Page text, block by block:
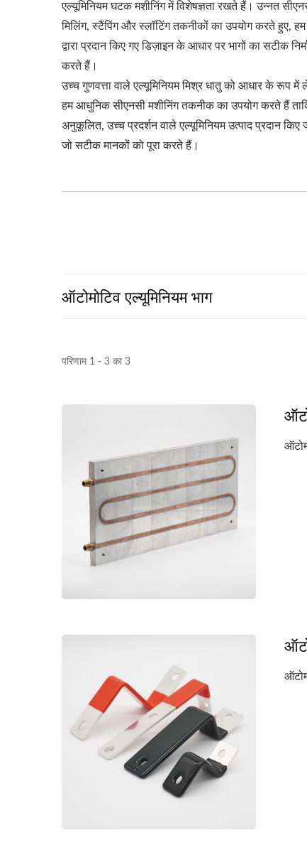
एल्यूमिनियम घटक मशीनिंग में विशेषज्ञता रखते हैं। उन्नत
मिलिंग, स्टैंपिंग और स्लॉटिंग तकनीकों का उपयोग करते हुए,
द्वारा प्रदान किए गए डिज़ाइन के आधार पर भागों का सटीक
करते हैं।
उच्च गुणवत्ता वाले एल्यूमिनियम मिश्र धातु को आधार के रूप में
हम आधुनिक सीएनसी मशीनिंग तकनीक का उपयोग करते हैं
अनुकूलित, उच्च प्रदर्शन वाले एल्यूमिनियम उत्पाद प्रदान
जो सटीक मानकों को पूरा करते हैं।
ऑटोमोटिव एल्यूमिनियम भाग
परिणाम 1 - 3 का 3
एल्युमिनियम सीएनसी मशीनिंग